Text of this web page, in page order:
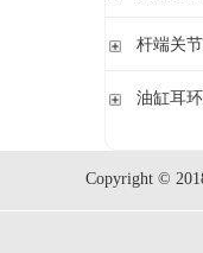
单列满
推力关
杆端关
杆端关
油缸耳
Copyright ©